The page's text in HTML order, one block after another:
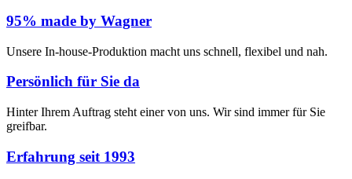
95% made by Wagner
Unsere In-house-Produktion macht uns schnell, flexibel und nah.
Persönlich für Sie da
Hinter Ihrem Auftrag steht einer von uns. Wir sind immer für Sie
greifbar.
Erfahrung seit 1993